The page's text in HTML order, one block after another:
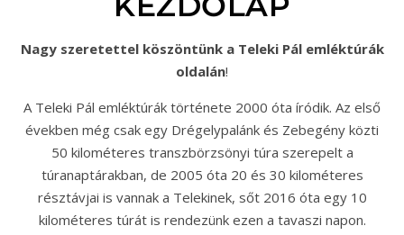
Nagy szeretettel köszöntünk a Teleki Pál emléktúrák
oldalán!
A Teleki Pál emléktúrák története 2000 óta íródik. Az első
években még csak egy Drégelypalánk és Zebegény közti
50 kilométeres transzbörzsönyi túra szerepelt a
túranaptárakban, de 2005 óta 20 és 30 kilométeres
résztávjai is vannak a Telekinek, sőt 2016 óta egy 10
kilométeres túrát is rendezünk ezen a tavaszi napon.